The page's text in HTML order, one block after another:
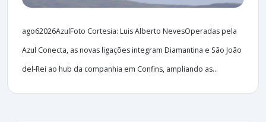
ago62026AzulFoto Cortesia: Luis Alberto NevesOperadas pela
Azul Conecta, as novas ligações integram Diamantina e São João
del-Rei ao hub da companhia em Confins, ampliando as...